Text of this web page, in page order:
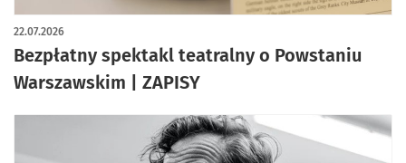
Bezpłatny spektakl teatralny o Powstaniu
Warszawskim | ZAPISY
22.07.2026